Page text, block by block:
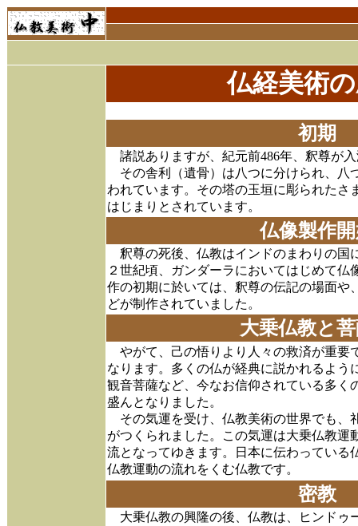
仏経美術
初期
諸説ありますが、紀元前486年、釈尊が
その舎利（遺骨）は八つに分けられ、八
われています。その塔の玉垣に彫られたさ
はじまりとされています。
仏像製作
釈尊の死後、仏教はインドのまわりの国
２世紀頃、ガンダーラにおいてはじめて仏
作の初期に於いては、釈尊の伝記の場面や
どが制作されていました。
大乗仏教と
やがて、己の悟りより人々の救済が重要
なります。多くの仏が経典に説かれるよう
観音菩薩など、今なお信仰されている多く
盛んとなりました。
その気運を受け、仏教美術の世界でも、
がつくられました。この気運は大乗仏教運
流となってゆきます。日本に伝わっている
仏教運動の流れをくむ仏教です。
密教
大乗仏教の興隆の後、仏教は、ヒンドゥ